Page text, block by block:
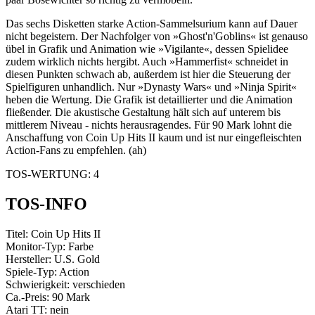
Das sechs Disketten starke Action-Sammelsurium kann auf Dauer
nicht begeistern. Der Nachfolger von »Ghost'n'Goblins« ist genauso
übel in Grafik und Animation wie »Vigilante«, dessen Spielidee
zudem wirklich nichts hergibt. Auch »Hammerfist« schneidet in
diesen Punkten schwach ab, außerdem ist hier die Steuerung der
Spielfiguren unhandlich. Nur »Dynasty Wars« und »Ninja Spirit«
heben die Wertung. Die Grafik ist detaillierter und die Animation
fließender. Die akustische Gestaltung hält sich auf unterem bis
mittlerem Niveau - nichts herausragendes. Für 90 Mark lohnt die
Anschaffung von Coin Up Hits II kaum und ist nur eingefleischten
Action-Fans zu empfehlen. (ah)
TOS-WERTUNG: 4
TOS-INFO
Titel: Coin Up Hits II
Monitor-Typ: Farbe
Hersteller: U.S. Gold
Spiele-Typ: Action
Schwierigkeit: verschieden
Ca.-Preis: 90 Mark
Atari TT: nein